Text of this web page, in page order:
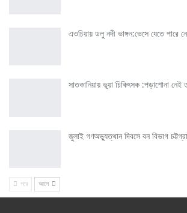
এওচিয়ায় ডলু নদী ভাঙ্গন:ভেসে যেতে পারে
সাতকানিয়ায় ভূয়া চিকিৎসক :পড়াশোনা নেই
জুলাই গণঅভ্যুত্থান দিবসে বন বিভাগ
পরে আগে